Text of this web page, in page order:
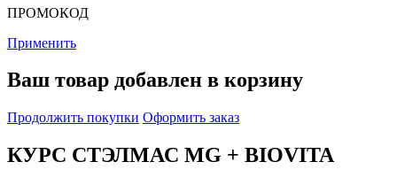
ПРОМОКОД
Применить
Ваш товар добавлен в корзину
Продолжить покупки Оформить заказ
КУРС СТЭЛМАС MG + BIOVITA